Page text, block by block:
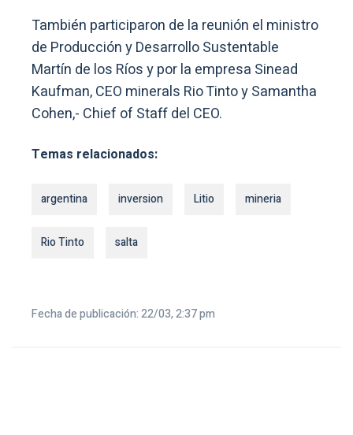
También participaron de la reunión el ministro
de Producción y Desarrollo Sustentable
Martín de los Ríos y por la empresa Sinead
Kaufman, CEO minerals Rio Tinto y Samantha
Cohen,- Chief of Staff del CEO.
Temas relacionados:
argentina inversion Litio mineria
Rio Tinto salta
Fecha de publicación: 22/03, 2:37 pm